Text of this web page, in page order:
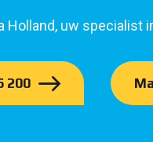
Holland, uw specialist
200